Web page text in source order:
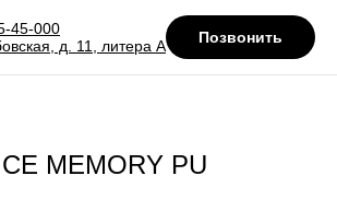
45-000
д. 11, литера А
Позвонить
MEMORY PU